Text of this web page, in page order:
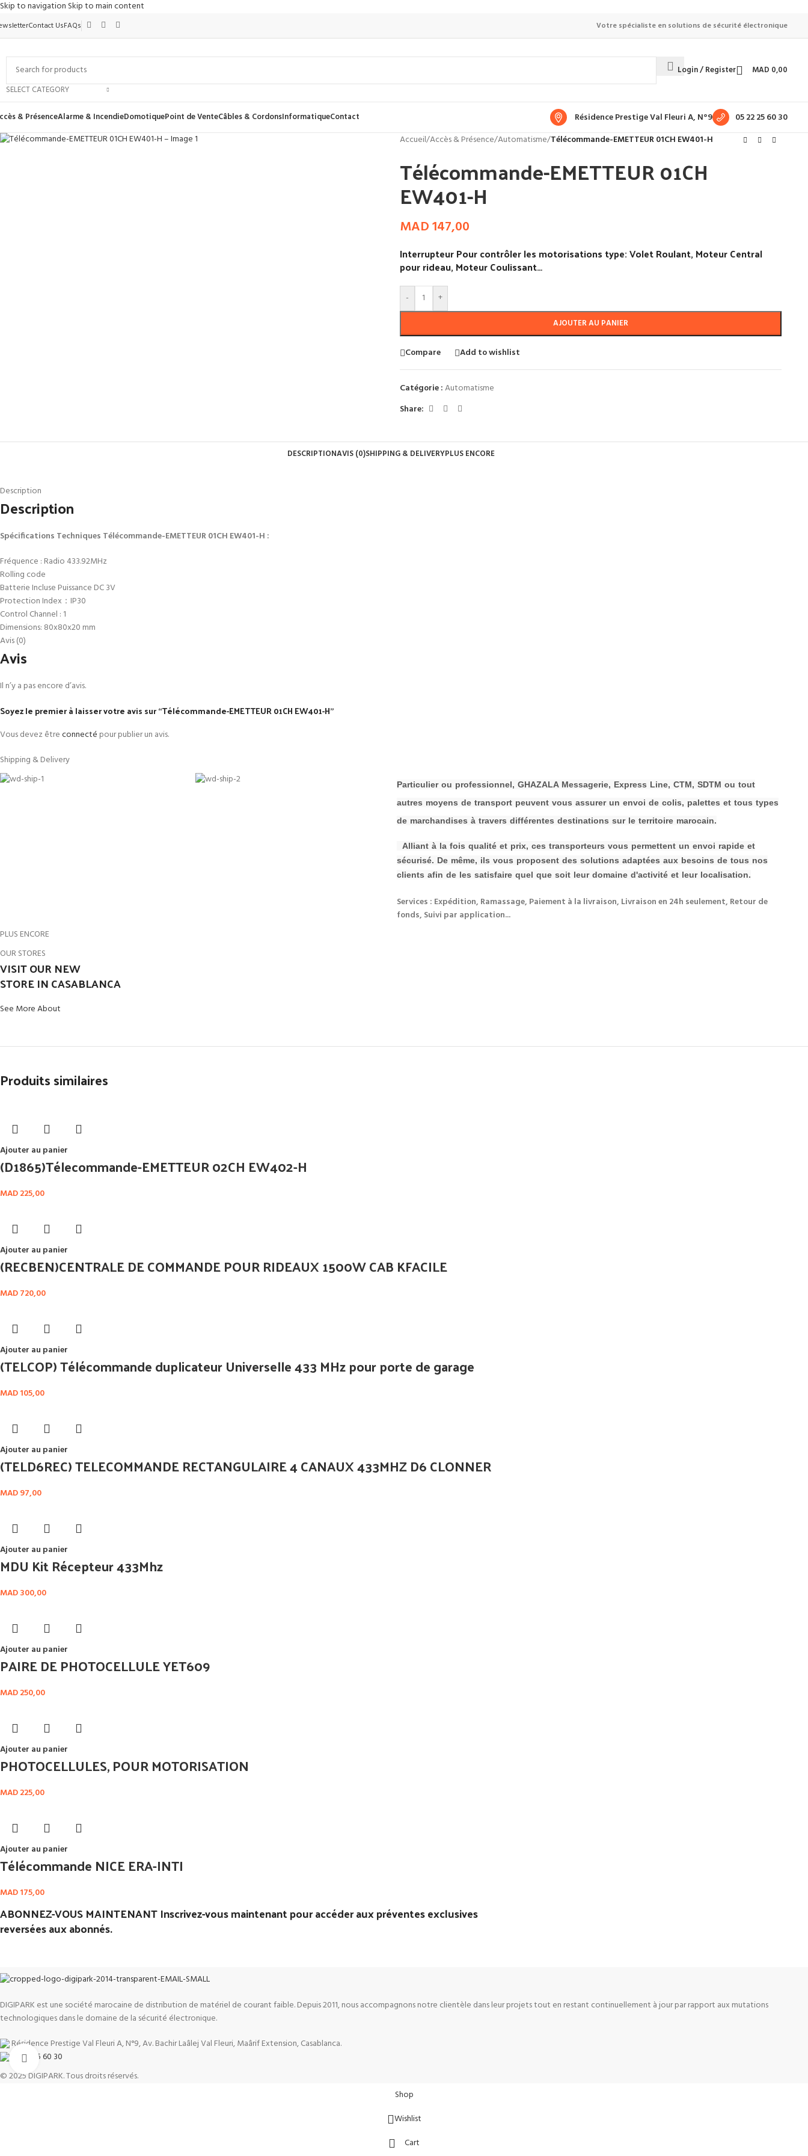
Skip to navigation Skip to main content
Contact UsFAQs Votre spécialiste en solutions de sécurité électronique
SELECT CATEGORY
Login / Register MAD 0,00
& PrésenceAlarme & IncendieDomotiquePoint de VenteCâbles & CordonsInformatiqueContact Résidence Prestige Val Fleuri A, N°9 05 22 25 60 30
Click to enlarge
Accueil/Accès & Présence/Automatisme/Télécommande-EMETTEUR 01CH EW401-H
Télécommande-EMETTEUR 01CH
EW401-H
MAD147,00
Interrupteur Pour contrôler les motorisations type: Volet Roulant, Moteur Central
pour rideau, Moteur Coulissant…
- +
AJOUTER AU PANIER
Compare Add to wishlist
Catégorie :Automatisme
Share:
DESCRIPTIONAVIS (0)SHIPPING & DELIVERYPLUS ENCORE
Description
Description
Spécifications Techniques Télécommande-EMETTEUR 01CH EW401-H :
Fréquence : Radio 433.92MHz
Rolling code
Batterie Incluse Puissance DC 3V
Protection Index：IP30
Control Channel : 1
Dimensions: 80x80x20 mm
Avis (0)
Avis
Il n’y a pas encore d’avis.
Soyez le premier à laisser votre avis sur “Télécommande-EMETTEUR 01CH EW401-H”
Vous devez êtreconnecté pour publier un avis.
Shipping & Delivery
Particulier ou professionnel, GHAZALA Messagerie, Express Line, CTM, SDTM ou tout
autres moyens de transport peuvent vous assurer un envoi de colis, palettes et tous types
de marchandises à travers différentes destinations sur le territoire marocain.
Alliant à la fois qualité et prix, ces transporteurs vous permettent un envoi rapide et
sécurisé. De même, ils vous proposent des solutions adaptées aux besoins de tous nos
clients afin de les satisfaire quel que soit leur domaine d'activité et leur localisation.
Services : Expédition, Ramassage, Paiement à la livraison, Livraison en 24h seulement, Retour de
fonds, Suivi par application...
PLUS ENCORE
OUR STORES
VISIT OUR NEW
STORE IN CASABLANCA
See More About
Produits similaires
Ajouter au panier
(D1865)Télecommande-EMETTEUR 02CH EW402-H
MAD225,00
Ajouter au panier
(RECBEN)CENTRALE DE COMMANDE POUR RIDEAUX 1500W CAB KFACILE
MAD720,00
Ajouter au panier
(TELCOP) Télécommande duplicateur Universelle 433 MHz pour porte de garage
MAD105,00
Ajouter au panier
(TELD6REC) TELECOMMANDE RECTANGULAIRE 4 CANAUX 433MHZ D6 CLONNER
MAD97,00
Ajouter au panier
MDU Kit Récepteur 433Mhz
MAD300,00
Ajouter au panier
PAIRE DE PHOTOCELLULE YET609
MAD250,00
Ajouter au panier
PHOTOCELLULES, POUR MOTORISATION
MAD225,00
Ajouter au panier
Télécommande NICE ERA-INTI
MAD175,00
ABONNEZ-VOUS MAINTENANT Inscrivez-vous maintenant pour accéder aux préventes exclusives
reversées aux abonnés.
DIGIPARK est une société marocaine de distribution de matériel de courant faible. Depuis 2011, nous accompagnons notre clientèle dans leur projets tout en restant continuellement à jour par rapport aux mutations
technologiques dans le domaine de la sécurité électronique.
Résidence Prestige Val Fleuri A, N°9, Av. Bachir Laâlej Val Fleuri, Maârif Extension, Casablanca.
05 22 25 60 30
© 2025 DIGIPARK. Tous droits réservés.
Shop
Wishlist
Cart